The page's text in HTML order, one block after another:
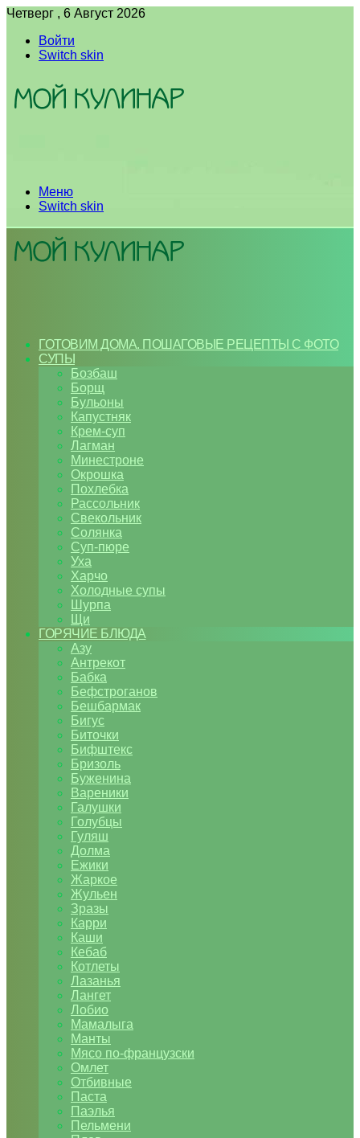
Четверг , 6 Август 2026
Войти
Switch skin
Меню
Switch skin
ГОТОВИМ ДОМА. ПОШАГОВЫЕ РЕЦЕПТЫ С ФОТО
СУПЫ
Бозбаш
Борщ
Бульоны
Капустняк
Крем-суп
Лагман
Минестроне
Окрошка
Похлебка
Рассольник
Свекольник
Солянка
Суп-пюре
Уха
Харчо
Холодные супы
Шурпа
Щи
ГОРЯЧИЕ БЛЮДА
Азу
Антрекот
Бабка
Бефстроганов
Бешбармак
Бигус
Биточки
Бифштекс
Бризоль
Буженина
Вареники
Галушки
Голубцы
Гуляш
Долма
Ежики
Жаркое
Жульен
Зразы
Карри
Каши
Кебаб
Котлеты
Лазанья
Лангет
Лобио
Мамалыга
Манты
Мясо по-французски
Омлет
Отбивные
Паста
Паэлья
Пельмени